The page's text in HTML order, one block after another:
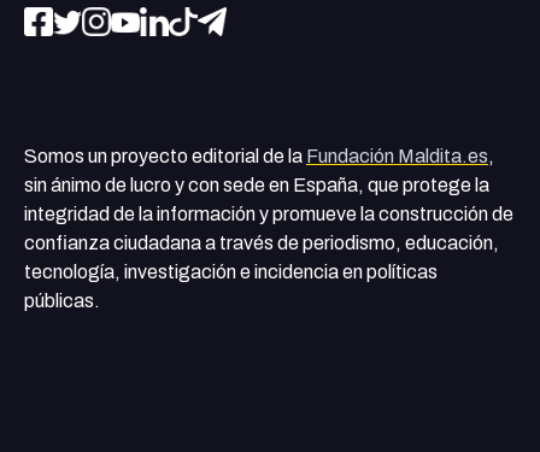
Somos un proyecto editorial de la Fundación Maldita.es,
sin ánimo de lucro y con sede en España, que protege la
integridad de la información y promueve la construcción de
confianza ciudadana a través de periodismo, educación,
tecnología, investigación e incidencia en políticas
públicas.